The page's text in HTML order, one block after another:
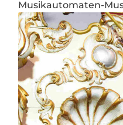
Musikautomaten-